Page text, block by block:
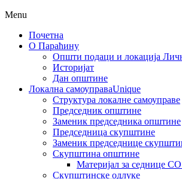
Menu
Почетна
О Параћину
Општи подаци и локација
Историјат
Дан општине
Локална самоуправаUnique
Структура локалне самоуправе
Председник општине
Заменик председника општине
Председница скупштине
Заменик председнице
Скупштина општине
Материјал за седнице
Скупштинске одлуке